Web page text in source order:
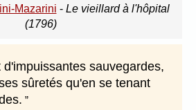
Mazarini - Le vieillard à l'hôpital
(1796)
sauvegardes,
sûretés qu'en se tenant